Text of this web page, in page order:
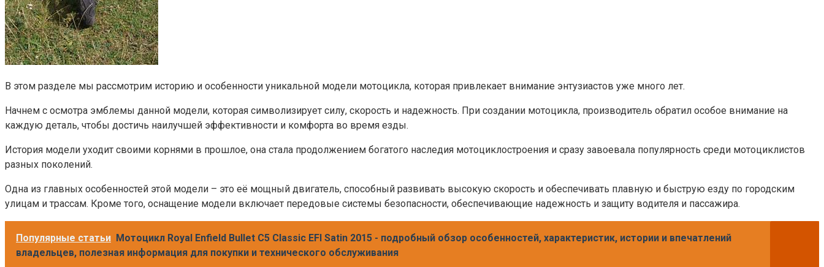
В этом разделе мы рассмотрим историю и особенности уникальной модели мотоцикла, которая привлекает внимание энтузиастов уже много лет.
Начнем с осмотра эмблемы данной модели, которая символизирует силу, скорость и надежность. При создании мотоцикла, производитель обратил особое внимание на
каждую деталь, чтобы достичь наилучшей эффективности и комфорта во время езды.
История модели уходит своими корнями в прошлое, она стала продолжением богатого наследия мотоциклостроения и сразу завоевала популярность среди мотоциклистов
разных поколений.
Одна из главных особенностей этой модели – это её мощный двигатель, способный развивать высокую скорость и обеспечивать плавную и быструю езду по городским
улицам и трассам. Кроме того, оснащение модели включает передовые системы безопасности, обеспечивающие надежность и защиту водителя и пассажира.
Популярные статьи Мотоцикл Royal Enfield Bullet C5 Classic EFI Satin 2015 - подробный обзор особенностей, характеристик, истории и впечатлений
владельцев, полезная информация для покупки и технического обслуживания